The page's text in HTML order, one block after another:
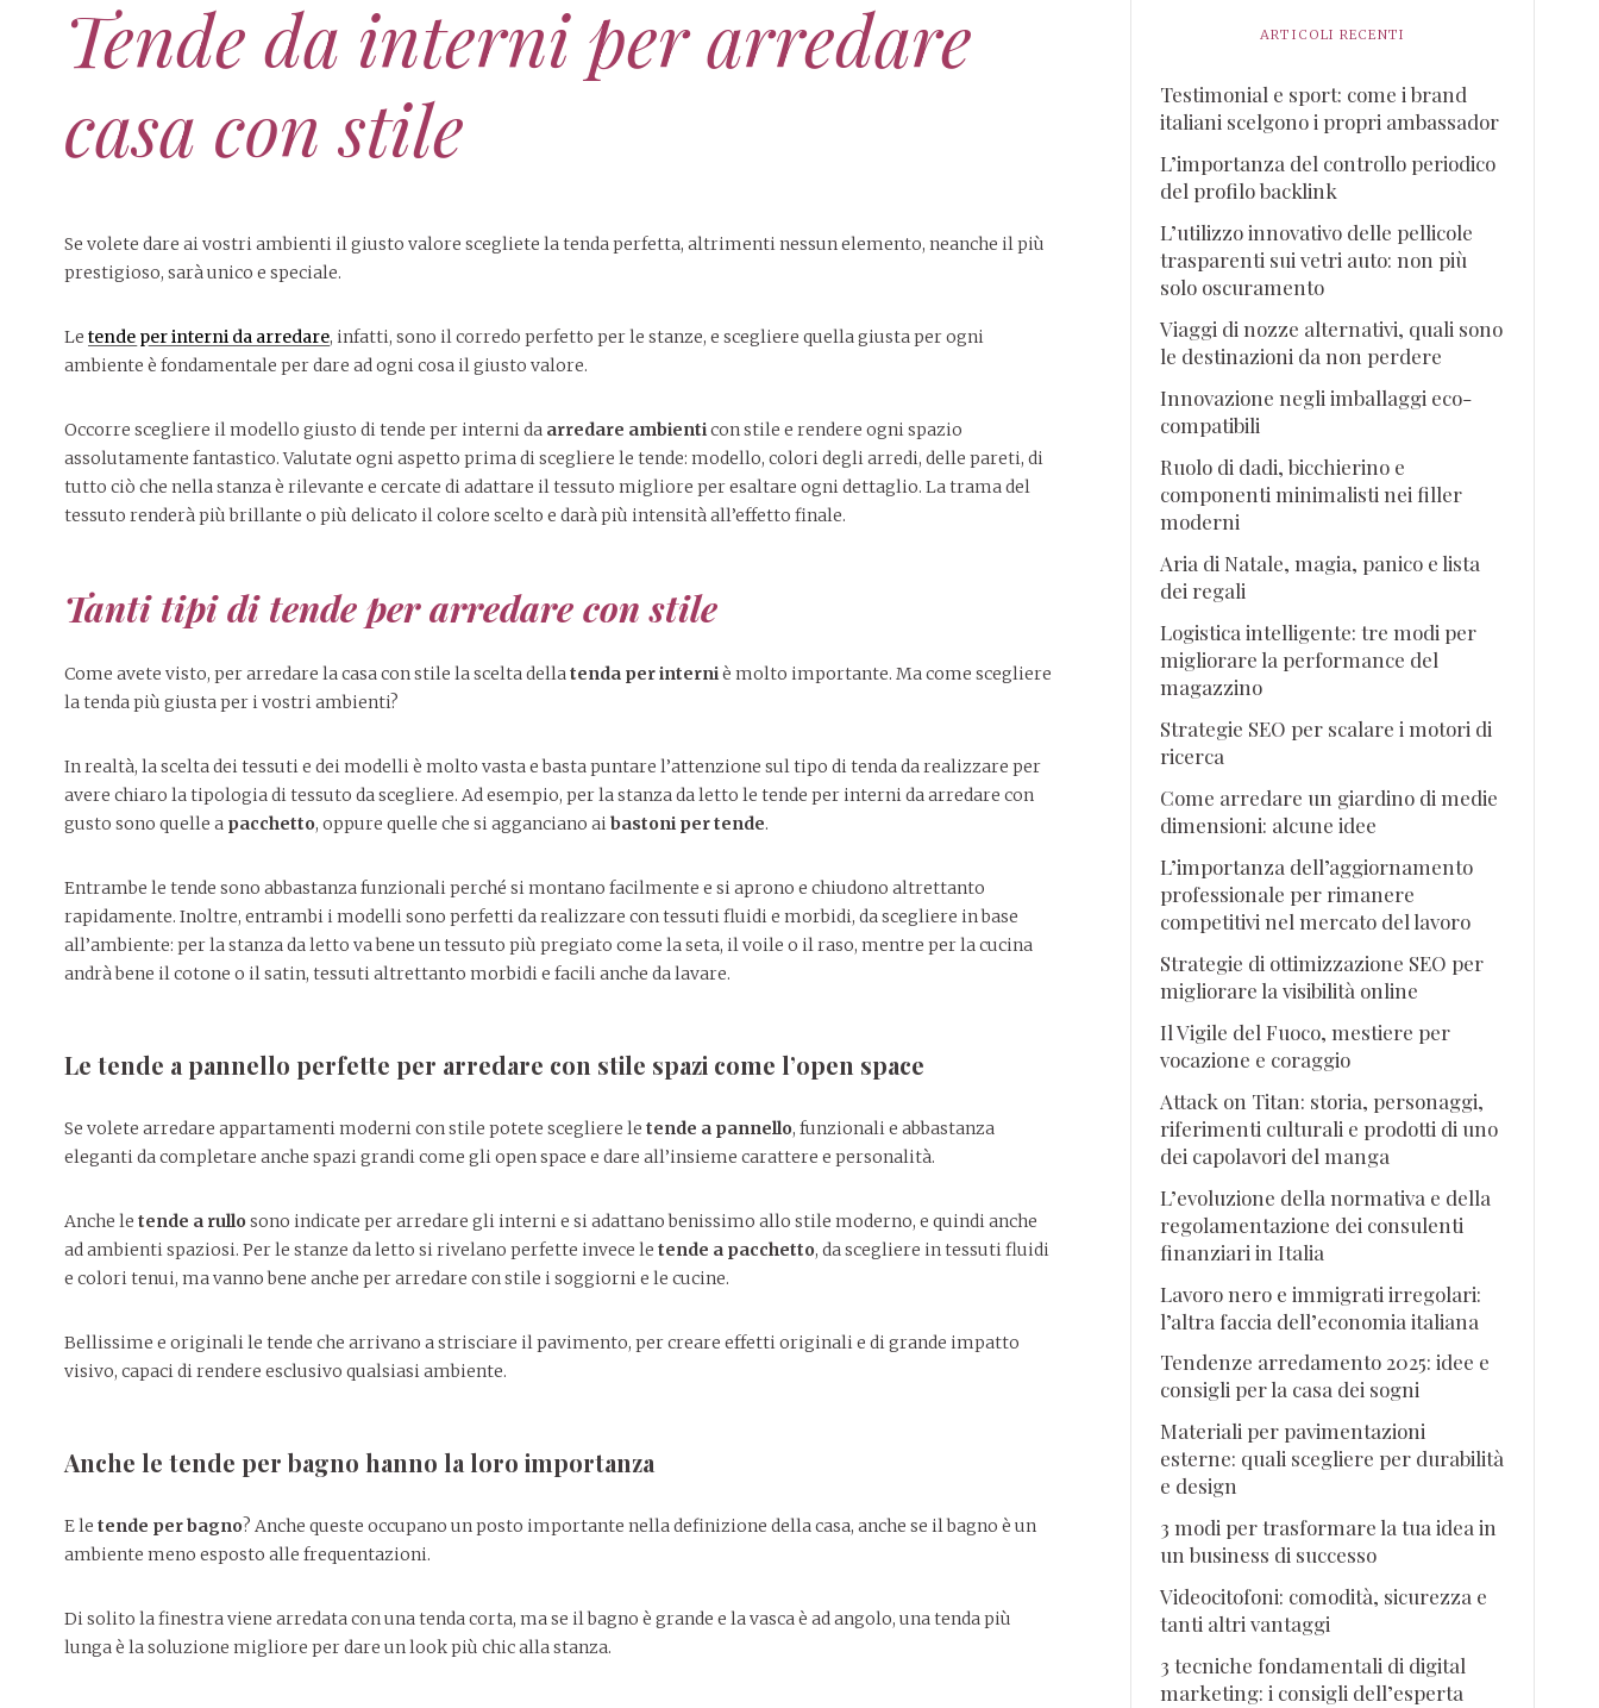
Tende da interni per arredare
casa con stile
Se volete dare ai vostri ambienti il giusto valore scegliete la tenda perfetta, altrimenti nessun elemento, neanche il più
prestigioso, sarà unico e speciale.
Le tende per interni da arredare, infatti, sono il corredo perfetto per le stanze, e scegliere quella giusta per ogni
ambiente è fondamentale per dare ad ogni cosa il giusto valore.
Occorre scegliere il modello giusto di tende per interni da arredare ambienticon stile e rendere ogni spazio
assolutamente fantastico. Valutate ogni aspetto prima di scegliere le tende: modello, colori degli arredi, delle pareti, di
tutto ciò che nella stanza è rilevante e cercate di adattare il tessuto migliore per esaltare ogni dettaglio. La trama del
tessuto renderà più brillante o più delicato il colore scelto e darà più intensità all’effetto finale.
Tanti tipi di tende per arredare con stile
Come avete visto, per arredare la casa con stile la scelta dellatenda per interniè molto importante. Ma come scegliere
la tenda più giusta per i vostri ambienti?
In realtà, la scelta dei tessuti e dei modelli è molto vasta e basta puntare l’attenzione sul tipo di tenda da realizzare per
avere chiaro la tipologia di tessuto da scegliere. Ad esempio, per la stanza da letto le tende per interni da arredare con
gusto sono quelle a pacchetto, oppure quelle che si agganciano aibastoni per tende.
Entrambe le tende sono abbastanza funzionali perché si montano facilmente e si aprono e chiudono altrettanto
rapidamente. Inoltre, entrambi i modelli sono perfetti da realizzare con tessuti fluidi e morbidi, da scegliere in base
all’ambiente: per la stanza da letto va bene un tessuto più pregiato come la seta, il voile o il raso, mentre per la cucina
andrà bene il cotone o il satin, tessuti altrettanto morbidi e facili anche da lavare.
Le tende a pannello perfette per arredare con stile spazi come l’open space
Se volete arredare appartamenti moderni con stile potete scegliere le tende a pannello, funzionali e abbastanza
eleganti da completare anche spazi grandi come gli open space e dare all’insieme carattere e personalità.
Anche le tende a rullo sono indicate per arredare gli interni e si adattano benissimo allo stile moderno, e quindi anche
ad ambienti spaziosi. Per le stanze da letto si rivelano perfette invece le tende a pacchetto, da scegliere in tessuti fluidi
e colori tenui, ma vanno bene anche per arredare con stile i soggiorni e le cucine.
Bellissime e originali le tende che arrivano a strisciare il pavimento, per creare effetti originali e di grande impatto
visivo, capaci di rendere esclusivo qualsiasi ambiente.
Anche le tende per bagno hanno la loro importanza
E le tende per bagno? Anche queste occupano un posto importante nella definizione della casa, anche se il bagno è un
ambiente meno esposto alle frequentazioni.
Di solito la finestra viene arredata con una tenda corta, ma se il bagno è grande e la vasca è ad angolo, una tenda più
lunga è la soluzione migliore per dare un look più chic alla stanza.
ARTICOLI RECENTI
Testimonial e sport: come i brand
italiani scelgono i propri ambassador
L’importanza del controllo periodico
del profilo backlink
L’utilizzo innovativo delle pellicole
trasparenti sui vetri auto: non più
solo oscuramento
Viaggi di nozze alternativi, quali sono
le destinazioni da non perdere
Innovazione negli imballaggi eco-
compatibili
Ruolo di dadi, bicchierino e
componenti minimalisti nei filler
moderni
Aria di Natale, magia, panico e lista
dei regali
Logistica intelligente: tre modi per
migliorare la performance del
magazzino
Strategie SEO per scalare i motori di
ricerca
Come arredare un giardino di medie
dimensioni: alcune idee
L’importanza dell’aggiornamento
professionale per rimanere
competitivi nel mercato del lavoro
Strategie di ottimizzazione SEO per
migliorare la visibilità online
Il Vigile del Fuoco, mestiere per
vocazione e coraggio
Attack on Titan: storia, personaggi,
riferimenti culturali e prodotti di uno
dei capolavori del manga
L’evoluzione della normativa e della
regolamentazione dei consulenti
finanziari in Italia
Lavoro nero e immigrati irregolari:
l’altra faccia dell’economia italiana
Tendenze arredamento 2025: idee e
consigli per la casa dei sogni
Materiali per pavimentazioni
esterne: quali scegliere per durabilità
e design
3 modi per trasformare la tua idea in
un business di successo
Videocitofoni: comodità, sicurezza e
tanti altri vantaggi
3 tecniche fondamentali di digital
marketing: i consigli dell’esperta